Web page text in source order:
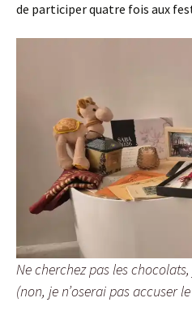
de participer quatre fois aux
Ne cherchez pas les
(non, je n’oserai pas accuser